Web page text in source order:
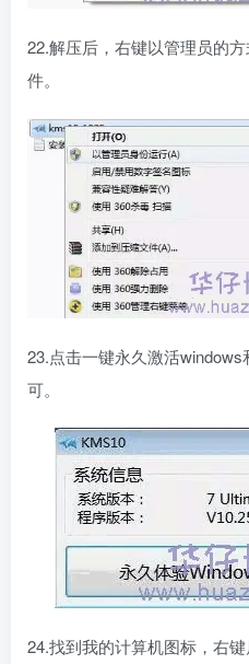
22.解压后，右键以管理员的
件。
23.点击一键永久激活
可。
24.找到我的计算机图标，右键